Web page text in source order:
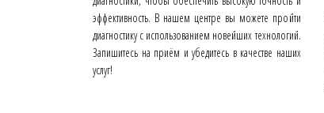
эффективность. В нашем центре вы можете пройти
диагностику с использованием новейших технологий.
Запишитесь на приём и убедитесь в качестве наших
услуг!